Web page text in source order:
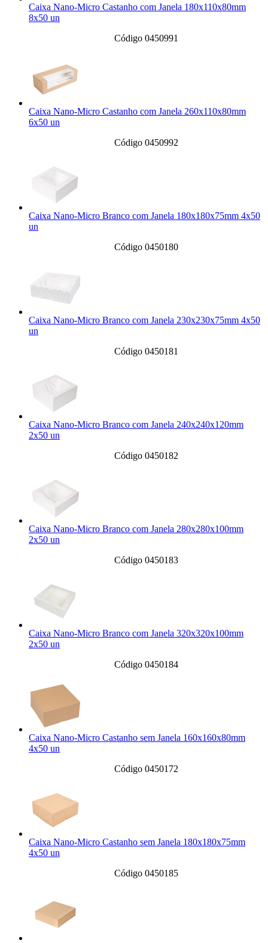
Caixa Nano-Micro Castanho com Janela 180x110x80mm
8x50 un
Código 0450991
Caixa Nano-Micro Castanho com Janela 260x110x80mm
6x50 un
Código 0450992
Caixa Nano-Micro Branco com Janela 180x180x75mm 4x50
un
Código 0450180
Caixa Nano-Micro Branco com Janela 230x230x75mm 4x50
un
Código 0450181
Caixa Nano-Micro Branco com Janela 240x240x120mm
2x50 un
Código 0450182
Caixa Nano-Micro Branco com Janela 280x280x100mm
2x50 un
Código 0450183
Caixa Nano-Micro Branco com Janela 320x320x100mm
2x50 un
Código 0450184
Caixa Nano-Micro Castanho sem Janela 160x160x80mm
4x50 un
Código 0450172
Caixa Nano-Micro Castanho sem Janela 180x180x75mm
4x50 un
Código 0450185